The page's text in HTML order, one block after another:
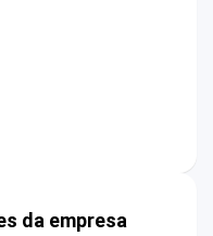
da empresa